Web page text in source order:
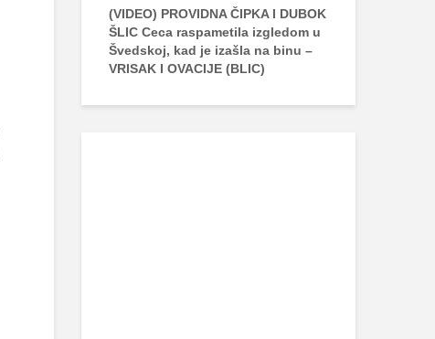
(VIDEO) PROVIDNA ČIPKA I DUBOK
ŠLIC Ceca raspametila izgledom u
Švedskoj, kad je izašla na binu –
VRISAK I OVACIJE (BLIC)